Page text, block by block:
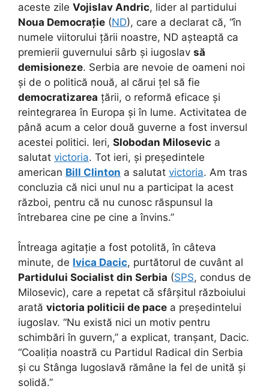
aceste zile Vojislav Andric, lider al partidului
Noua Democrație (ND), care a declarat că, “în
numele viitorului țării noastre, ND așteaptă ca
premierii guvernului sârb și iugoslav să
demisioneze. Serbia are nevoie de oameni noi
și de o politică nouă, al cărui țel să fie
democratizarea țării, o reformă eficace și
reintegrarea în Europa și în lume. Activitatea de
până acum a celor două guverne a fost inversul
acestei politici. Ieri, Slobodan Milosevic a
salutat victoria. Tot ieri, și președintele
american Bill Clinton a salutat victoria. Am tras
concluzia că nici unul nu a participat la acest
război, pentru că nu cunosc răspunsul la
întrebarea cine pe cine a învins.”
Întreaga agitație a fost potolită, în câteva
minute, de Ivica Dacic, purtătorul de cuvânt al
Partidului Socialist din Serbia (SPS, condus de
Milosevic), care a repetat că sfârșitul războiului
arată victoria politicii de pace a președintelui
iugoslav. “Nu există nici un motiv pentru
schimbări în guvern,” a explicat, tranșant, Dacic.
“Coaliția noastră cu Partidul Radical din Serbia
și cu Stânga Iugoslavă rămâne la fel de unită și
solidă.”